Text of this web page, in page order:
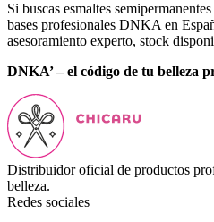
Si buscas esmaltes
bases profesionales DNKA en
asesoramiento experto, stock
DNKA’ – el código de tu belleza
Distribuidor oficial de productos
belleza.
Redes sociales